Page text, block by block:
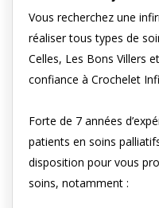
Vous recherchez une
réaliser tous types de
Celles, Les Bons Villers
confiance à Crochelet
Forte de 7 années
patients en soins
disposition pour vous
soins, notamment :